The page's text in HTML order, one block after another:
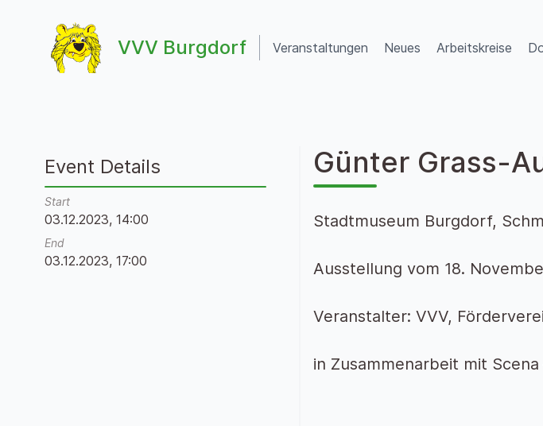
VVV Burgdorf
VVV Burgdorf
Veranstaltungen Neues Arbeitskreise
Günter Grass-
Stadtmuseum Burgdorf,
Ausstellung vom 18.
Veranstalter: VVV,
in Zusammenarbeit mit
Event Details
Start
03.12.2023, 14:00
End
03.12.2023, 17:00